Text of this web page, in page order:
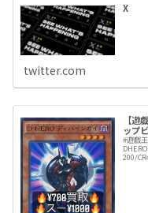
X
twitter.com
【遊
ップ
#遊戯
200/